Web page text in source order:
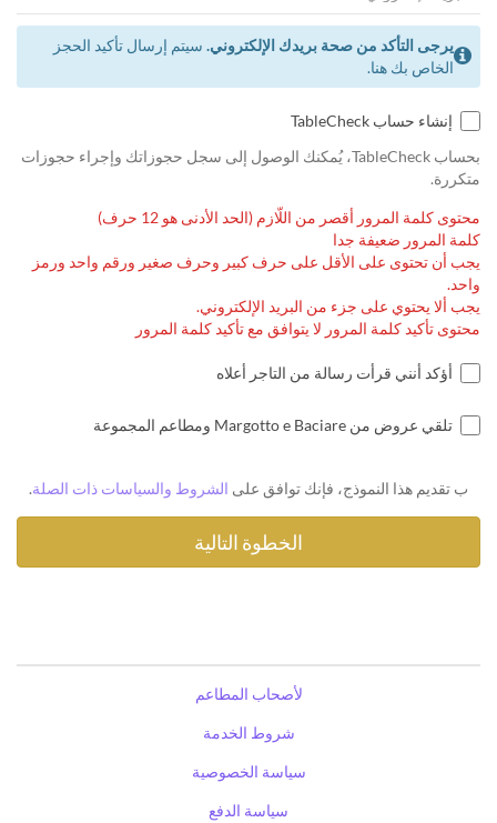
يرجى التأكد من صحة بريدك الإلكتروني. سيتم إرسال تأكيد الحجز
الخاص بك هنا.
إنشاء حساب TableCheck
بحساب TableCheck، يُمكنك الوصول إلى سجل حجوزاتك وإجراء حجوزات
متكررة.
محتوى كلمة المرور أقصر من اللّازم (الحد الأدنى هو 12 حرف)
كلمة المرور ضعيفة جدا
يجب أن تحتوى على الأقل على حرف كبير وحرف صغير ورقم واحد ورمز
واحد.
يجب ألا يحتوي على جزء من البريد الإلكتروني.
محتوى تأكيد كلمة المرور لا يتوافق مع تأكيد كلمة المرور
أؤكد أنني قرأت رسالة من التاجر أعلاه
تلقي عروض من Margotto e Baciare ومطاعم المجموعة
ب تقديم هذا النموذج، فإنك توافق على الشروط والسياسات ذات الصلة.
لأصحاب المطاعم
شروط الخدمة
سياسة الخصوصية
سياسة الدفع